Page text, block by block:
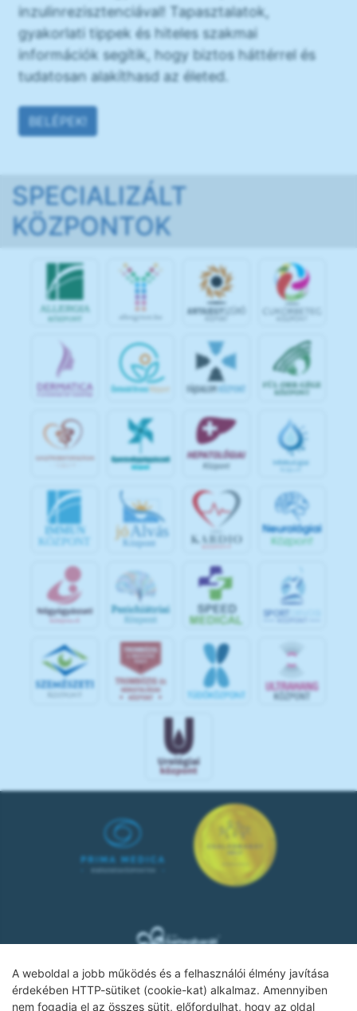
A weboldal a jobb működés és a felhasználói élmény javítása
érdekében HTTP-sütiket (cookie-kat) alkalmaz. Amennyiben
nem fogadja el az összes sütit, előfordulhat, hogy az oldal
inzulinrezisztenciával! Tapasztalatok,
gyakorlati tippek és hiteles szakmai
információk segítik, hogy biztos háttérrel és
tudatosan alakíthasd az életed.
BELÉPEK!
SPECIALIZÁLT
KÖZPONTOK
IMMUN
KÖZPONT
jó Alvás
Központ
SPOR